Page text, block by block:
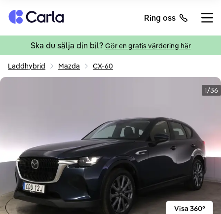
Tillbaka till startsidan Ring oss
Ska du sälja din bil? Gör en gratis värdering här
Laddhybrid Mazda CX-60
1/36
Visa 360°